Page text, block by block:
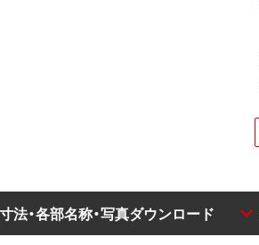
法・各部名称・写真ダウンロード